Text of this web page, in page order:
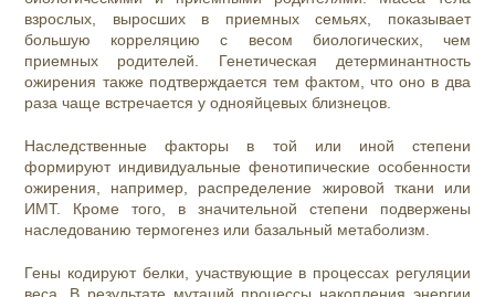
взрослых, выросших в приемных семьях, показывает
большую корреляцию с весом биологических, чем
приемных родителей. Генетическая детерминантность
ожирения также подтверждается тем фактом, что оно в два
раза чаще встречается у однояйцевых близнецов.
Наследственные факторы в той или иной степени
формируют индивидуальные фенотипические особенности
ожирения, например, распределение жировой ткани или
ИМТ. Кроме того, в значительной степени подвержены
наследованию термогенез или базальный метаболизм.
Гены кодируют белки, участвующие в процессах регуляции